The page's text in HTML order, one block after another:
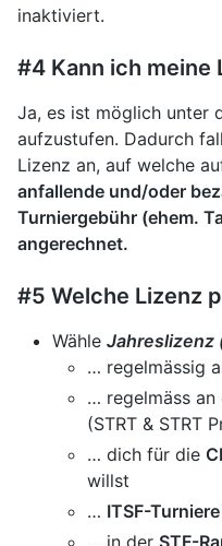
inaktiviert.
#4 Kann ich meine
Ja, es ist möglich unter
aufzustufen. Dadurch
Lizenz an, auf welche
anfallende und/oder
Turniergebühr (ehem.
angerechnet.
#5 Welche Lizenz
Wähle Jahreslizenz
… regelmässig
… regelmäss an
(STRT & STRT
… dich für die
willst
… ITSF-